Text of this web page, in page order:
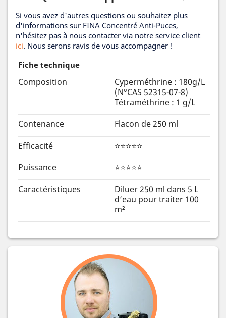
Si vous avez d'autres questions ou souhaitez plus
d'informations sur FINA Concentré Anti-Puces,
n'hésitez pas à nous contacter via notre service client
ici. Nous serons ravis de vous accompagner !
Fiche technique
Composition
Cyperméthrine : 180g/L
(N°CAS 52315-07-8)
Tétraméthrine : 1 g/L
Contenance
Flacon de 250 ml
Efficacité
⭐⭐⭐⭐⭐
Puissance
⭐⭐⭐⭐⭐
Caractéristiques
Diluer 250 ml dans 5 L
d’eau pour traiter 100
m²